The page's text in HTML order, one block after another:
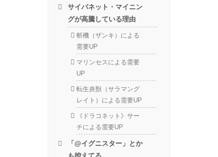
サイバネット・マイニン
グが高騰している理由
斬機（ザンキ）による
需要UP
マリンセスによる需要
UP
転生炎獣（サラマング
レイト）による需要UP
《ドラコネット》サー
チによる需要UP
「@イグニスター」とか
も控えてる